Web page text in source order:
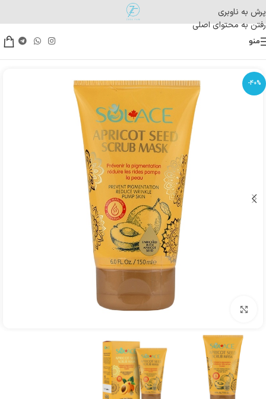
پرش به ناوبری
رفتن به محتوای اصلی
منو
-40%
برای بزرگنمایی کلیک کنید